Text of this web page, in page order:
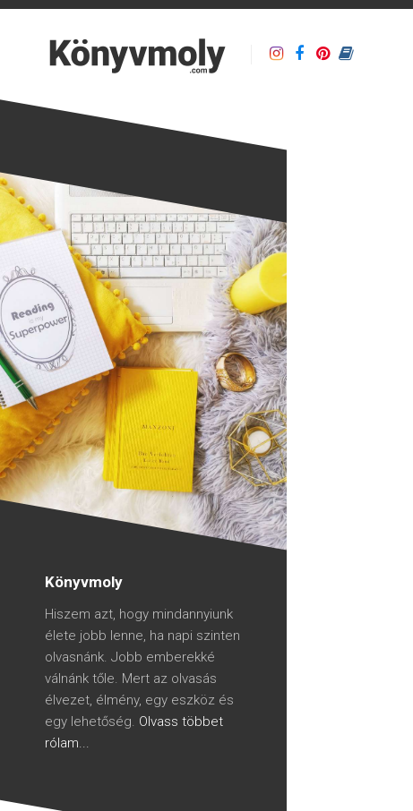
Könyvmoly
Hiszem azt, hogy mindannyiunk
élete jobb lenne, ha napi szinten
olvasnánk. Jobb emberekké
válnánk tőle. Mert az olvasás
élvezet, élmény, egy eszköz és
egy lehetőség. Olvass többet
rólam...